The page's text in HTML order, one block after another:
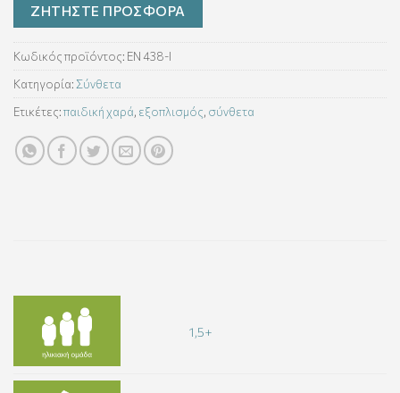
ΖΗΤΗΣΤΕ ΠΡΟΣΦΟΡΑ
Κωδικός προϊόντος: EN 438-Ι
Κατηγορία: Σύνθετα
Ετικέτες:παιδική χαρά, εξοπλισμός, σύνθετα
1,5+